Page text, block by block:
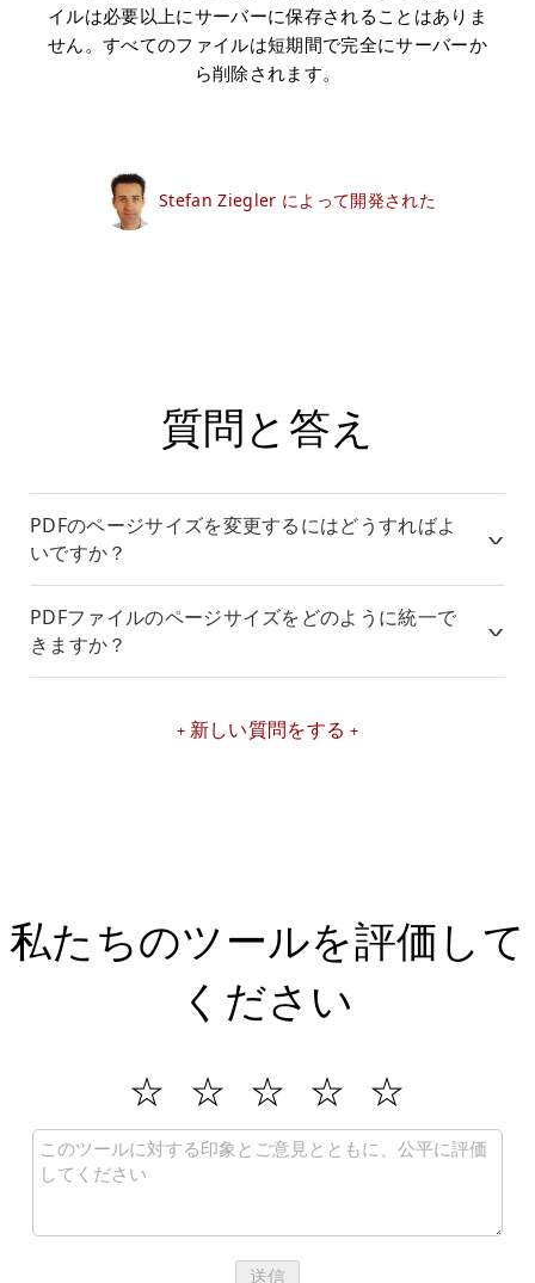
イルは必要以上にサーバーに保存されることはありま
せん。すべてのファイルは短期間で完全にサーバーか
ら削除されます。
Stefan Ziegler によって開発された
質問と答え
PDFのページサイズを変更するにはどうすればよ
いですか？
PDFファイルのページサイズをどのように統一で
きますか？
新しい質問をする
私たちのツールを評価して
ください
送信